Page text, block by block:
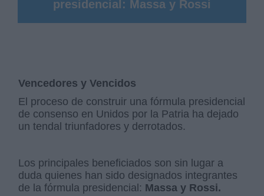
presidencial: Massa y Rossi
Vencedores y Vencidos
El proceso de construir una fórmula presidencial
de consenso en Unidos por la Patria ha dejado
un tendal triunfadores y derrotados.
Los principales beneficiados son sin lugar a
duda quienes han sido designados integrantes
de la fórmula presidencial: Massa y Rossi.